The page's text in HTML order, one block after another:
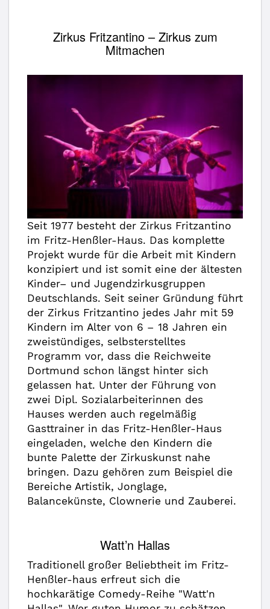
Zirkus Fritzantino – Zirkus zum
Mitmachen
Seit 1977 besteht der Zirkus Fritzantino
im Fritz-Henßler-Haus. Das komplette
Projekt wurde für die Arbeit mit Kindern
konzipiert und ist somit eine der ältesten
Kinder– und Jugendzirkusgruppen
Deutschlands. Seit seiner Gründung führt
der Zirkus Fritzantino jedes Jahr mit 59
Kindern im Alter von 6 – 18 Jahren ein
zweistündiges, selbsterstelltes
Programm vor, dass die Reichweite
Dortmund schon längst hinter sich
gelassen hat. Unter der Führung von
zwei Dipl. Sozialarbeiterinnen des
Hauses werden auch regelmäßig
Gasttrainer in das Fritz-Henßler-Haus
eingeladen, welche den Kindern die
bunte Palette der Zirkuskunst nahe
bringen. Dazu gehören zum Beispiel die
Bereiche Artistik, Jonglage,
Balancekünste, Clownerie und Zauberei.
Watt’n Hallas
Traditionell großer Beliebtheit im Fritz-
Henßler-haus erfreut sich die
hochkarätige Comedy-Reihe "Watt'n